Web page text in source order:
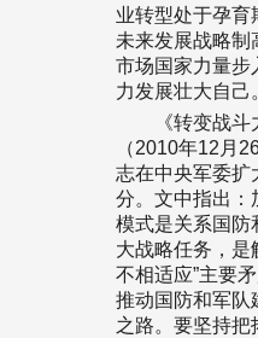
业转型处于孕育
未来发展战略制
市场国家力量步
力发展壮大自己
《转变战斗
（2010年12月
志在中央军委扩
分。文中指出：
模式是关系国防
大战略任务，是
不相适应”主要
推动国防和军队
之路。要坚持把